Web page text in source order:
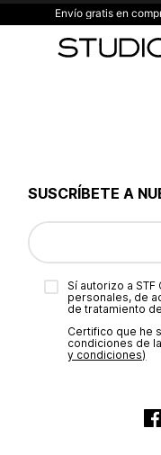
Envío gratis en
SUSCRÍBETE A
Sí autorizo a STF
personales, de
de tratamiento
Certifico que he
condiciones de
y condiciones)